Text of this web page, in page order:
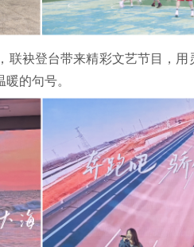
袂登台带来精彩文艺节目，
的句号。